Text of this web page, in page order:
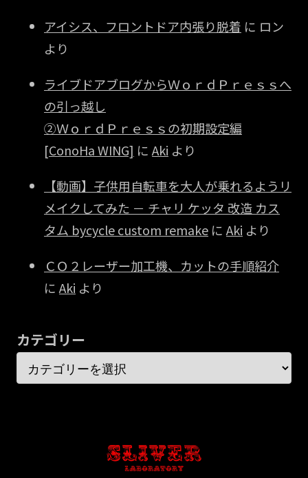
アイシス、フロントドア内張り脱着 に ロン
より
ライブドアブログからＷｏｒｄＰｒｅｓｓへ
の引っ越し
②ＷｏｒｄＰｒｅｓｓの初期設定編
[ConoHa WING] に Aki より
【動画】子供用自転車を大人が乗れるようリ
メイクしてみた － チャリ ケッタ 改造 カス
タム bycycle custom remake に Aki より
ＣＯ２レーザー加工機、カットの手順紹介
に Aki より
カテゴリー